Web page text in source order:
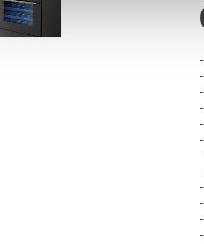
del servizio richiesto,
Condividiamo inoltre
web, pubblicità e social